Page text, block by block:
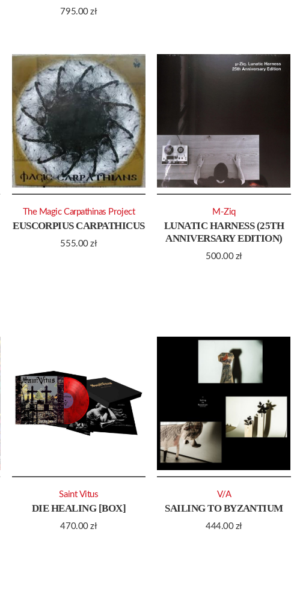
795.00zł
EUSCORPIUS CARPATHICUS
555.00zł
The Magic Carpathinas Project
LUNATIC HARNESS (25TH
ANNIVERSARY EDITION)
500.00 zł
M-Ziq
DIE HEALING [BOX]
470.00zł
Saint Vitus
SAILING TO BYZANTIUM
444.00 zł
V/A